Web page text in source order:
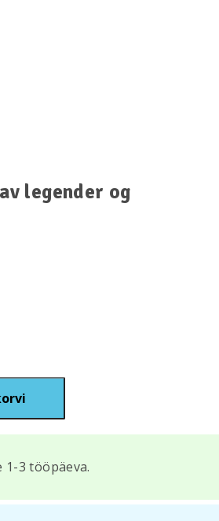
legender og
1-3 tööpäeva.